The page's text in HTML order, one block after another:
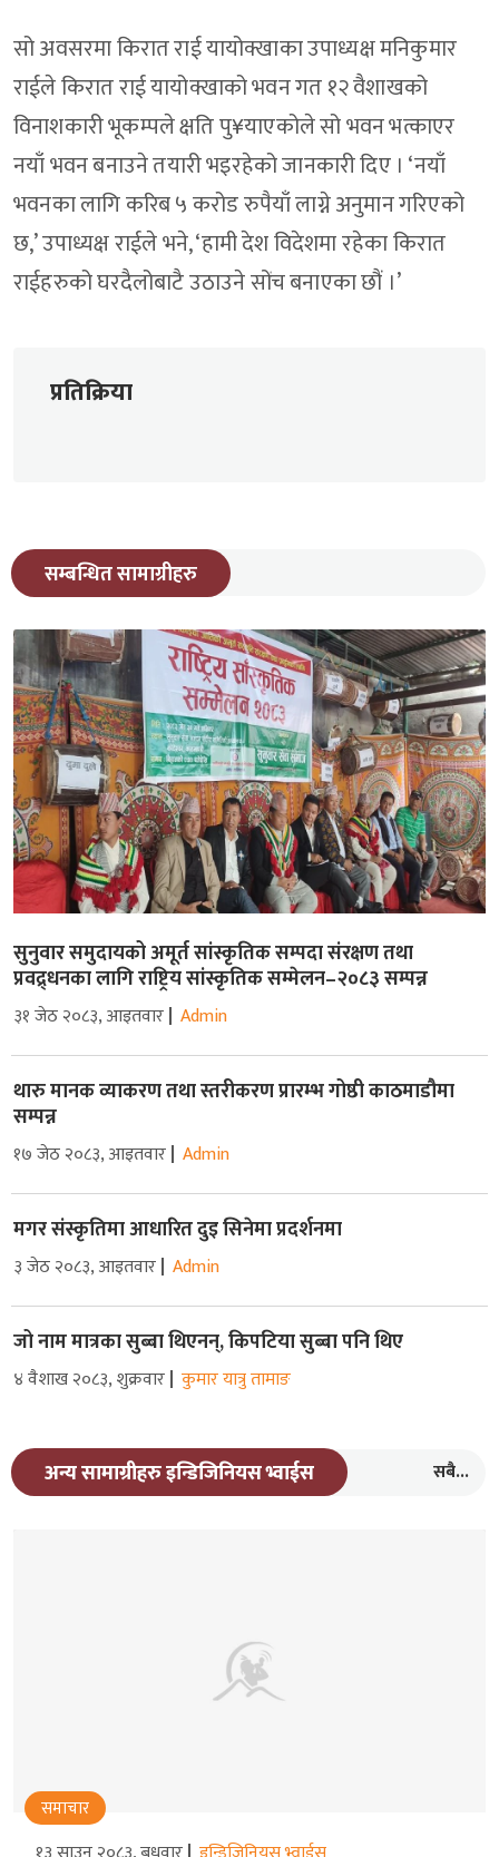
सो अवसरमा किरात राई यायोक्खाका उपाध्यक्ष मनिकुमार
राईले किरात राई यायोक्खाको भवन गत १२ वैशाखको
विनाशकारी भूकम्पले क्षति पु¥याएकोले सो भवन भत्काएर
नयाँ भवन बनाउने तयारी भइरहेको जानकारी दिए । ‘नयाँ
भवनका लागि करिब ५ करोड रुपैयाँ लाग्ने अनुमान गरिएको
छ,’ उपाध्यक्ष राईले भने, ‘हामी देश विदेशमा रहेका किरात
राईहरुको घरदैलोबाटै उठाउने सोंच बनाएका छौं ।’
प्रतिक्रिया
सम्बन्धित सामाग्रीहरु
सुनुवार समुदायको अमूर्त सांस्कृतिक सम्पदा संरक्षण तथा
प्रवद्र्धनका लागि राष्ट्रिय सांस्कृतिक सम्मेलन–२०८३ सम्पन्न
३१ जेठ २०८३, आइतवार Admin
थारु मानक व्याकरण तथा स्तरीकरण प्रारम्भ गोष्ठी काठमाडौमा
सम्पन्न
१७ जेठ २०८३, आइतवार Admin
मगर संस्कृतिमा आधारित दुइ सिनेमा प्रदर्शनमा
३ जेठ २०८३, आइतवार Admin
जो नाम मात्रका सुब्बा थिएनन्, किपटिया सुब्बा पनि थिए
४ वैशाख २०८३, शुक्रवार कुमार यात्रु तामाङ
अन्य सामाग्रीहरु इन्डिजिनियस भ्वाईस सबै...
समाचार